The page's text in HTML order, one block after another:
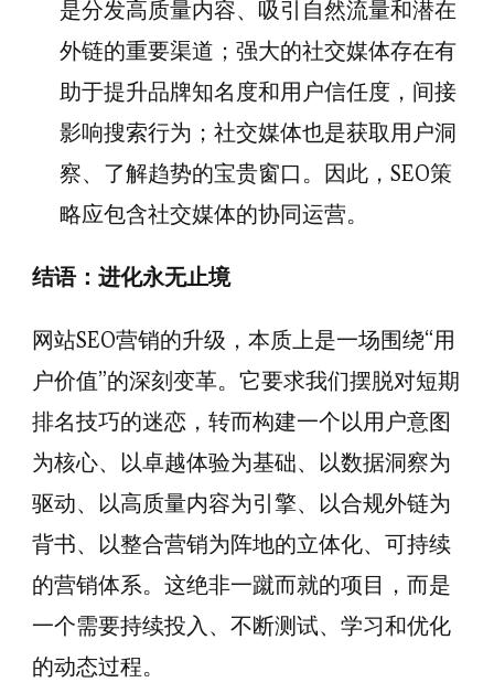
是分发高质量内容、吸引自然流量和潜在
外链的重要渠道；强大的社交媒体存在有
助于提升品牌知名度和用户信任度，间接
影响搜索行为；社交媒体也是获取用户洞
察、了解趋势的宝贵窗口。因此，SEO策
略应包含社交媒体的协同运营。
结语：进化永无止境
网站SEO营销的升级，本质上是一场围绕“用
户价值”的深刻变革。它要求我们摆脱对短期
排名技巧的迷恋，转而构建一个以用户意图
为核心、以卓越体验为基础、以数据洞察为
驱动、以高质量内容为引擎、以合规外链为
背书、以整合营销为阵地的立体化、可持续
的营销体系。这绝非一蹴而就的项目，而是
一个需要持续投入、不断测试、学习和优化
的动态过程。